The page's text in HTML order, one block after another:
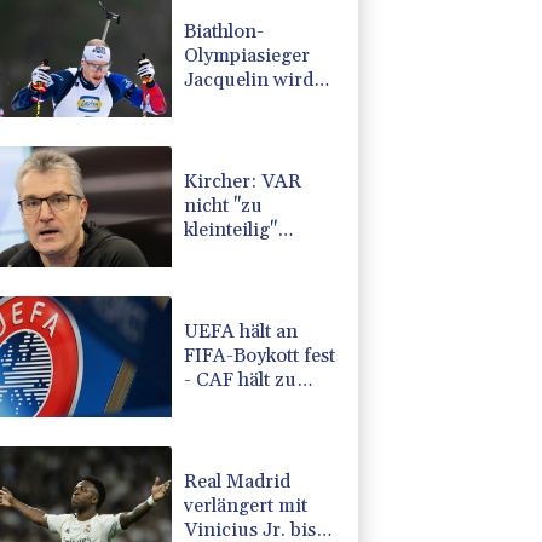
Biathlon-
Olympiasieger
Jacquelin wird
Kircher: VAR
nicht "zu
kleinteilig"
UEFA hält an
FIFA-Boykott fest
- CAF hält zu
Real Madrid
verlängert mit
Vinicius Jr. bis